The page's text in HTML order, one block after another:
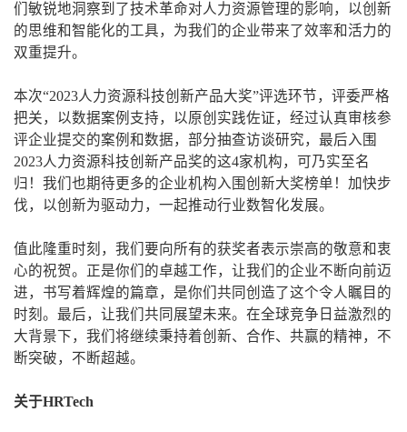
们敏锐地洞察到了技术革命对人力资源管理的影响，以创新
的思维和智能化的工具，为我们的企业带来了效率和活力的
双重提升。
本次“2023人力资源科技创新产品大奖”评选环节，评委严格
把关，以数据案例支持，以原创实践佐证，经过认真审核参
评企业提交的案例和数据，部分抽查访谈研究，最后入围
2023人力资源科技创新产品奖的这4家机构，可乃实至名
归！我们也期待更多的企业机构入围创新大奖榜单！加快步
伐，以创新为驱动力，一起推动行业数智化发展。
值此隆重时刻，我们要向所有的获奖者表示崇高的敬意和衷
心的祝贺。正是你们的卓越工作，让我们的企业不断向前迈
进，书写着辉煌的篇章，是你们共同创造了这个令人瞩目的
时刻。最后，让我们共同展望未来。在全球竞争日益激烈的
大背景下，我们将继续秉持着创新、合作、共赢的精神，不
断突破，不断超越。
关于HRTech